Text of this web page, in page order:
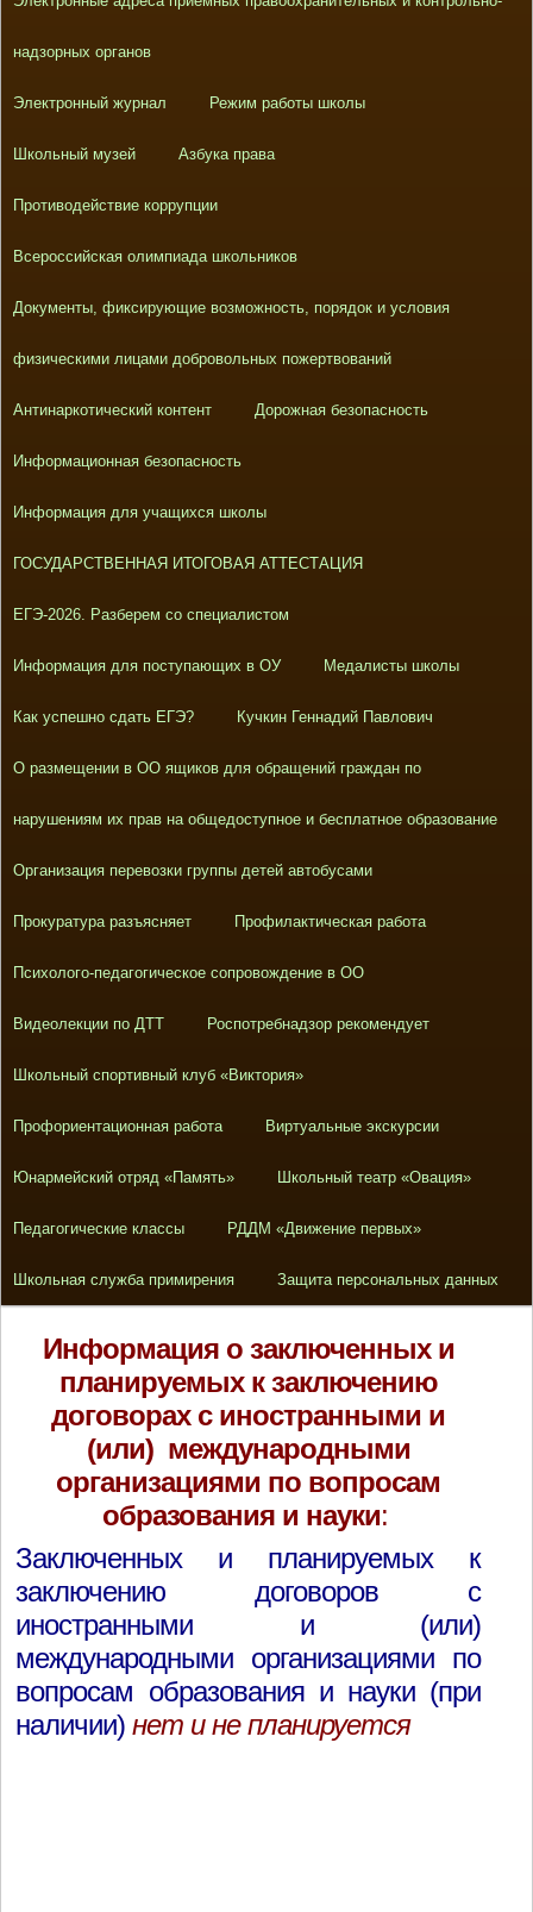
надзорных органов
Электронный журнал Режим работы школы
Школьный музей Азбука права
Противодействие коррупции
Всероссийская олимпиада школьников
Документы, фиксирующие возможность, порядок и условия
физическими лицами добровольных пожертвований
Антинаркотический контент Дорожная безопасность
Информационная безопасность
Информация для учащихся школы
ГОСУДАРСТВЕННАЯ ИТОГОВАЯ АТТЕСТАЦИЯ
ЕГЭ-2026. Разберем со специалистом
Информация для поступающих в ОУ Медалисты школы
Как успешно сдать ЕГЭ? Кучкин Геннадий Павлович
О размещении в ОО ящиков для обращений граждан по
нарушениям их прав на общедоступное и бесплатное образование
Организация перевозки группы детей автобусами
Прокуратура разъясняет Профилактическая работа
Психолого-педагогическое сопровождение в ОО
Видеолекции по ДТТ Роспотребнадзор рекомендует
Школьный спортивный клуб «Виктория»
Профориентационная работа Виртуальные экскурсии
Юнармейский отряд «Память» Школьный театр «Овация»
Педагогические классы РДДМ «Движение первых»
Школьная служба примирения Защита персональных данных
Информация о заключенных и
планируемых к заключению
договорах с иностранными и
(или) международными
организациями по вопросам
образования и науки:
Заключенных и планируемых к
заключению договоров с
иностранными и (или)
международными организациями по
вопросам образования и науки (при
наличии)нет и не планируется